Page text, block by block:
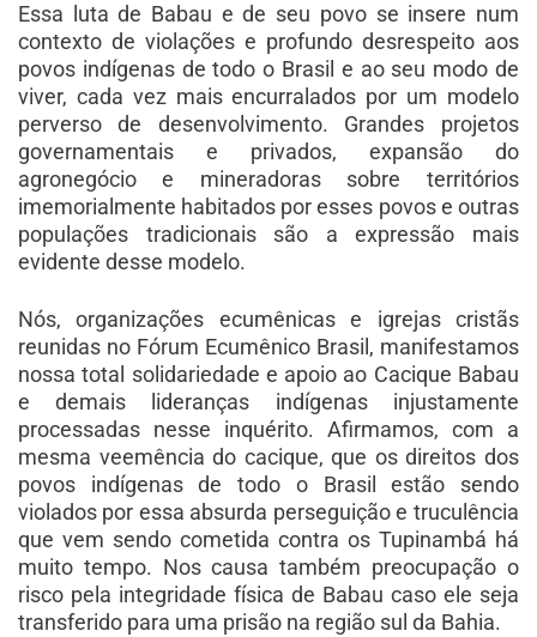
Essa luta de Babau e de seu povo se insere num
contexto de violações e profundo desrespeito aos
povos indígenas de todo o Brasil e ao seu modo de
viver, cada vez mais encurralados por um modelo
perverso de desenvolvimento. Grandes projetos
governamentais e privados, expansão do
agronegócio e mineradoras sobre territórios
imemorialmente habitados por esses povos e outras
populações tradicionais são a expressão mais
evidente desse modelo.
Nós, organizações ecumênicas e igrejas cristãs
reunidas no Fórum Ecumênico Brasil, manifestamos
nossa total solidariedade e apoio ao Cacique Babau
e demais lideranças indígenas injustamente
processadas nesse inquérito. Afirmamos, com a
mesma veemência do cacique, que os direitos dos
povos indígenas de todo o Brasil estão sendo
violados por essa absurda perseguição e truculência
que vem sendo cometida contra os Tupinambá há
muito tempo. Nos causa também preocupação o
risco pela integridade física de Babau caso ele seja
transferido para uma prisão na região sul da Bahia.